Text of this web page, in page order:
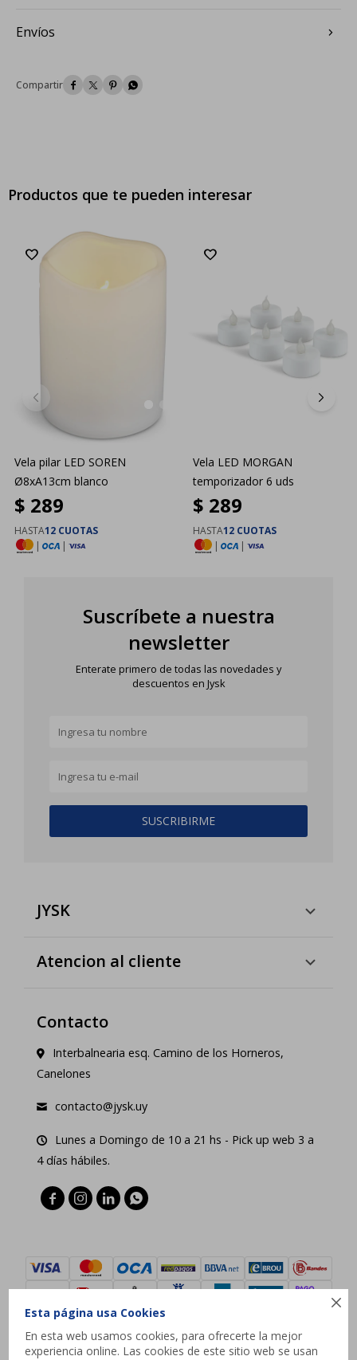

Esta página usa Cookies
En esta web usamos cookies, para ofrecerte la mejor
experiencia online. Las cookies de este sitio web se usan
Envíos
   
Productos que te pueden interesar
Vela pilar LED SOREN
Ø8xA13cm blanco
$ 289
HASTA12 CUOTAS
|
|
Vela LED MORGAN
temporizador 6 uds
$ 289
HASTA12 CUOTAS
|
|
Suscríbete a nuestra
newsletter
Enterate primero de todas las novedades y
descuentos en Jysk
SUSCRIBIRME
JYSK
Atencion al cliente
Contacto
Interbalnearia esq. Camino de los Horneros,
Canelones
contacto@jysk.uy
Lunes a Domingo de 10 a 21 hs - Pick up web 3 a
4 días hábiles.
   
© Copyright 2026 / JYSK